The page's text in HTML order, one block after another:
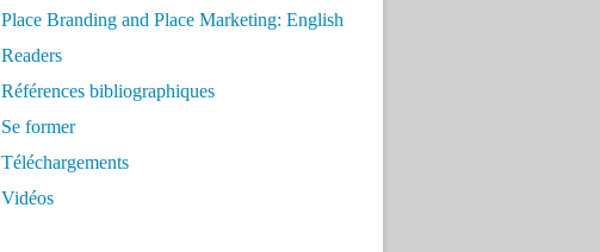
Place Branding and Place Marketing: English
Readers
Références bibliographiques
Se former
Téléchargements
Vidéos